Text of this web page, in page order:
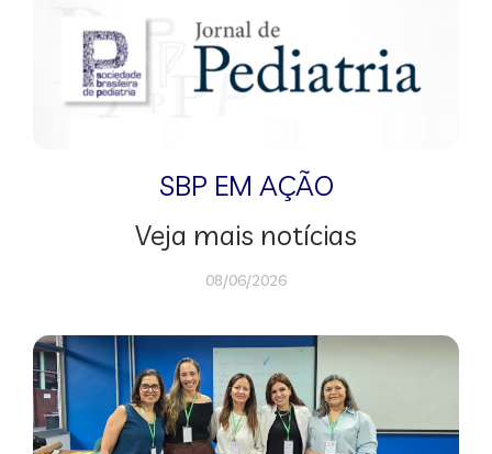
SBP EM AÇÃO
Veja mais notícias
08/06/2026